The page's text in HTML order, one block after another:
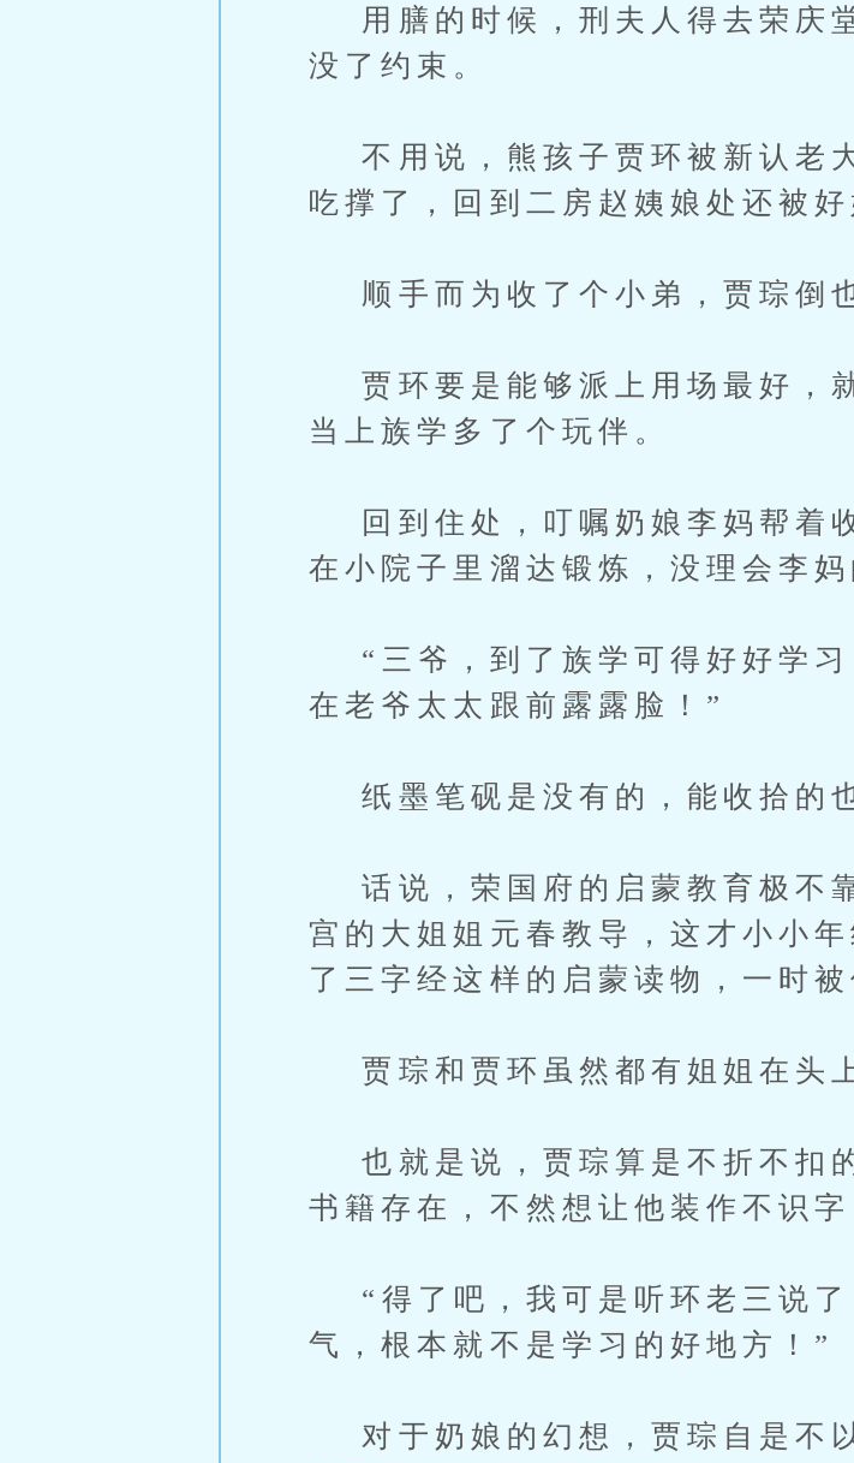
用膳的时候，刑夫人得去荣庆
没了约束。
不用说，熊孩子贾环被新认老
吃撑了，回到二房赵姨娘处还被好
顺手而为收了个小弟，贾琮倒
贾环要是能够派上用场最好，
当上族学多了个玩伴。
回到住处，叮嘱奶娘李妈帮着
在小院子里溜达锻炼，没理会李妈
“三爷，到了族学可得好好学习
在老爷太太跟前露露脸！”
纸墨笔砚是没有的，能收拾的
话说，荣国府的启蒙教育极不
宫的大姐姐元春教导，这才小小
了三字经这样的启蒙读物，一时被
贾琮和贾环虽然都有姐姐在头
也就是说，贾琮算是不折不扣
书籍存在，不然想让他装作不识字
“得了吧，我可是听环老三说了
气，根本就不是学习的好地方！”
对于奶娘的幻想，贾琮自是不